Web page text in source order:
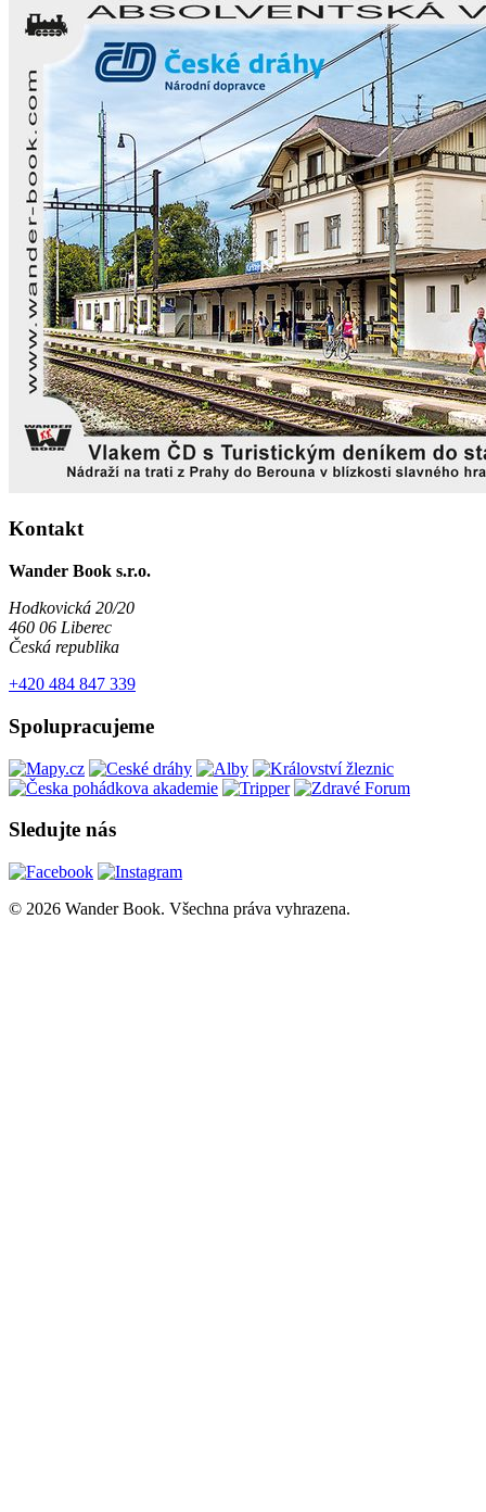
Kontakt
Wander Book s.r.o.
Hodkovická 20/20
460 06 Liberec
Česká republika
+420 484 847 339
Spolupracujeme
Sledujte nás
© 2026 Wander Book. Všechna práva vyhrazena.